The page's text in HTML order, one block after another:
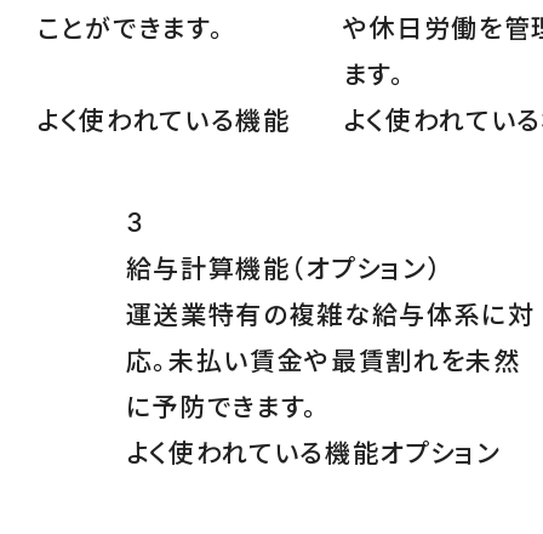
ことができます。
よく使われている機能
や休日労働を管
ます。
よく使われてい
3
給与計算機能 （オプション）
運送業特有の複雑な給与体系に対
応。未払い賃金や最賃割れを未然
に予防できます。
よく使われている機能オプション